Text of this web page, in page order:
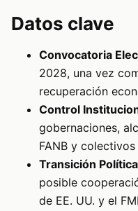
Datos clave
Convocatoria
2028, una vez
recuperación
Control
gobernaciones,
FANB y
Transición
posible
de EE. UU. y el